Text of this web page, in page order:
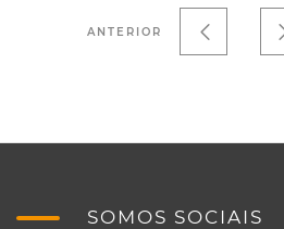
ANTERIOR
SOMOS SOCIAIS